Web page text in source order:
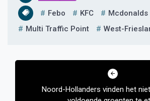
Febo KFC Mcdonalds
Multi Traffic Point
West-
Bericht
Noord-Hollanders vinden het